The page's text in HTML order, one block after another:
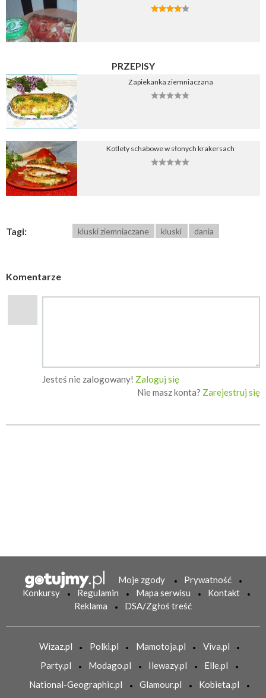
PRZEPISY
Zapiekanka ziemniaczana
Kotlety schabowe w słonych krakersach
Tagi: kluski ziemniaczane kluski dania
Komentarze
Jesteś nie zalogowany! Zaloguj się
Nie masz konta? Zarejestruj się
Moje zgody
Prywatność
Konkursy
Regulamin Mapa serwisu
Kontakt
Reklama
DSA/Zgłoś treść
Wizaz.pl Polki.pl Mamotoja.pl
Viva.pl
Party.pl
Modago.pl Ilewazy.pl
Elle.pl
National-Geographic.pl
Glamour.pl Kobieta.pl